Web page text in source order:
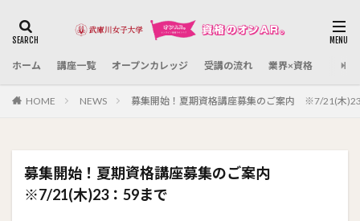
ホーム 講座一覧 オープンカレッジ 受講の流れ 業界×資格
HOME NEWS 募集開始！夏期資格講座募集のご案内 ※7/21(木
募集開始！夏期資格講座募集のご案内
※7/21(木)23：59まで
検索